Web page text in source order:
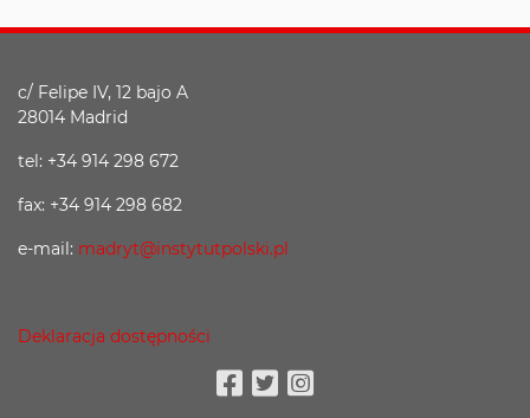
c/ Felipe IV, 12 bajo A
28014 Madrid
tel: +34 914 298 672
fax: +34 914 298 682
e-mail: madryt@instytutpolski.pl
Deklaracja dostępności